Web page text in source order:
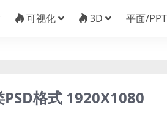
可视化 3D 平面/PPT
格式 1920X1080